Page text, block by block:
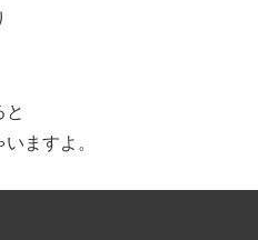
と
ますよ。